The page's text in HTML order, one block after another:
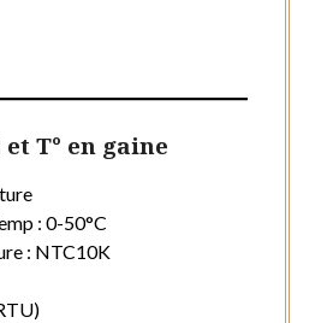
et T° en gaine
: 0-50°C
: NTC10K